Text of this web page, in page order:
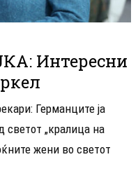
Интересни
Германците ја
светот „кралица на
жени во светот